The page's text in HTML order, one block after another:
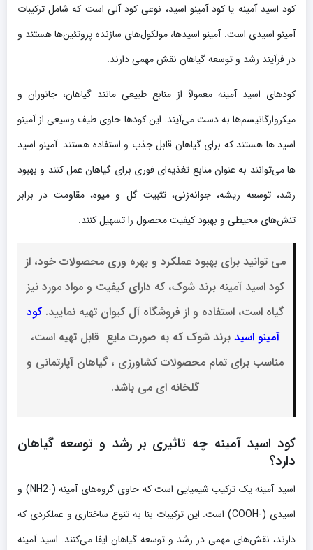
کود اسید آمینه یا کود آمینو اسید، نوعی کود آلی است که شامل ترکیبات
آمینو اسیدی است. آمینو اسیدها، مولکول‌های سازنده پروتئین‌ها هستند و
در فرآیند رشد و توسعه گیاهان نقش مهمی دارند.
کودهای اسید آمینه معمولاً از منابع طبیعی مانند گیاهان، جانوران و
میکروارگانیسم‌ها به دست می‌آیند. این کودها حاوی طیف وسیعی از آمینو
اسید ها هستند که برای گیاهان قابل جذب و استفاده هستند. آمینو اسید
ها می‌توانند به عنوان منابع تغذیه‌ای فوری برای گیاهان عمل کنند و بهبود
رشد، توسعه ریشه، جوانه‌زنی، تثبیت گل و میوه، مقاومت در برابر
تنش‌های محیطی و بهبود کیفیت محصول را تسهیل کنند.
می توانید برای بهبود عملکرد و بهره وری محصولات خود، از
کود اسید آمینه برند شوک، که دارای کیفیت و مواد مورد نیز
گیاه است، استفاده و از فروشگاه آل کیوان تهیه نمایید. کود
آمینو اسید برند شوک که به صورت مایع قابل تهیه است،
مناسب برای تمام محصولات کشاورزی ، گیاهان آپارتمانی و
گلخانه ای می باشد.
کود اسید آمینه چه تاثیری بر رشد و توسعه گیاهان
دارد؟
اسید آمینه یک ترکیب شیمیایی است که حاوی گروه‌های آمینه (-NH2) و
اسیدی (-COOH) است. این ترکیبات بنا به تنوع ساختاری و عملکردی که
دارند، نقش‌های مهمی در رشد و توسعه گیاهان ایفا می‌کنند. اسید آمینه